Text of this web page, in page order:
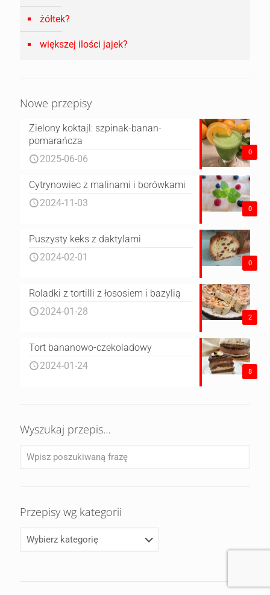
żółtek?
większej ilości jajek?
Nowe przepisy
0
Zielony koktajl: szpinak-banan-
pomarańcza
2025-06-06
0
Cytrynowiec z malinami i borówkami
2024-11-03
0
Puszysty keks z daktylami
2024-02-01
2
Roladki z tortilli z łososiem i bazylią
2024-01-28
8
Tort bananowo-czekoladowy
2024-01-24
Wyszukaj przepis…
Przepisy wg kategorii